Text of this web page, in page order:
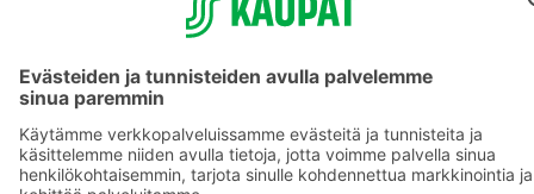
Yhteishyvä Ruoka -sovellus
S-ostoslista -sovellus
Prisma.fi
Sokos.fi
S-Pankki